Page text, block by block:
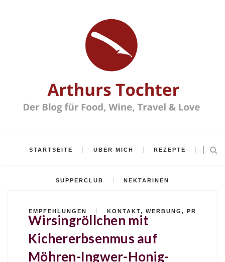
STARTSEITE ÜBER MICH REZEPTE
SUPPERCLUB NEKTARINEN
EMPFEHLUNGEN KONTAKT, WERBUNG, PR
Wirsingröllchen mit
Kichererbsenmus auf
Möhren-Ingwer-Honig-